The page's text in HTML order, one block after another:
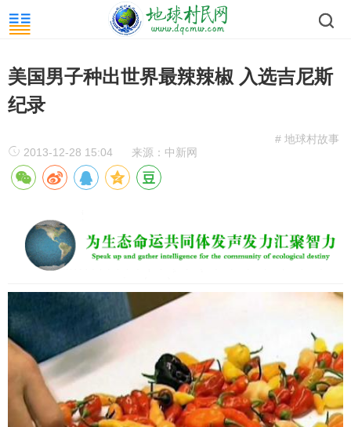
美国男子种出世界最辣辣椒 入选吉尼斯
纪录
# 地球村故事
2013-12-28 15:04
来源：中新网